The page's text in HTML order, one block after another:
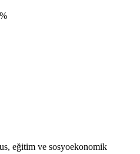
%
eğitim ve sosyoekonomik